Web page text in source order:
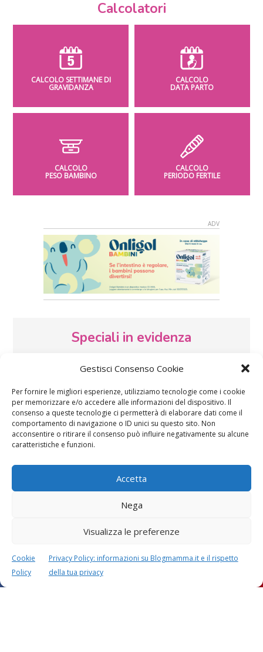
Gestisci Consenso Cookie
Per fornire le migliori esperienze, utilizziamo tecnologie come i cookie
per memorizzare e/o accedere alle informazioni del dispositivo. Il
consenso a queste tecnologie ci permetterà di elaborare dati come il
comportamento di navigazione o ID unici su questo sito. Non
acconsentire o ritirare il consenso può influire negativamente su alcune
caratteristiche e funzioni.
Accetta
Nega
Visualizza le preferenze
Cookie
Policy
Privacy Policy: informazioni su Blogmamma.it e il rispetto
della tua privacy
Calcolatori
CALCOLO SETTIMANE DI
GRAVIDANZA
CALCOLO
DATA PARTO
CALCOLO
PESO BAMBINO
CALCOLO
PERIODO FERTILE
Speciali in evidenza
Vaccini SOS Pediatra
Festa della mamma:
d’auguri, filastrocche
Le settimane di